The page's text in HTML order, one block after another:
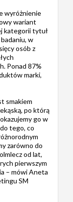
wyróżnienie
wariant
kategorii tytuł
w
osób z
Ponad 87%
marki,
smakiem
po którą
go w
tego, co
zarówno do
od lat,
pierwszym
– mówi Aneta
SM